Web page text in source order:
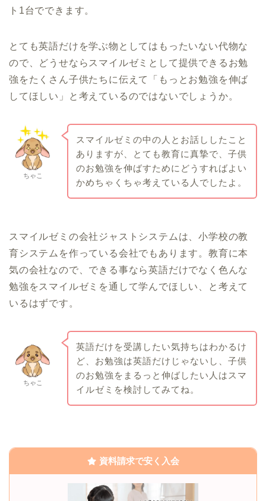
ト1台でできます。
とても英語だけを学ぶ物としてはもったいない代物な
ので、どうせならスマイルゼミとして提供できるお勉
強をたくさん子供たちに伝えて「もっとお勉強を伸ば
してほしい」と考えているのではないでしょうか。
ちゃこ
スマイルゼミの中の人とお話ししたこと
ありますが、とても教育に真摯で、子供
のお勉強を伸ばすためにどうすればよい
かめちゃくちゃ考えている人でしたよ。
スマイルゼミの会社ジャストシステムは、小学校の教
育システムを作っている会社でもあります。教育に本
気の会社なので、できる事なら英語だけでなく色んな
勉強をスマイルゼミを通して学んでほしい、と考えて
いるはずです。
ちゃこ
英語だけを受講したい気持ちはわかるけ
ど、お勉強は英語だけじゃないし、子供
のお勉強をまるっと伸ばしたい人はスマ
イルゼミを検討してみてね。
資料請求で安く入会